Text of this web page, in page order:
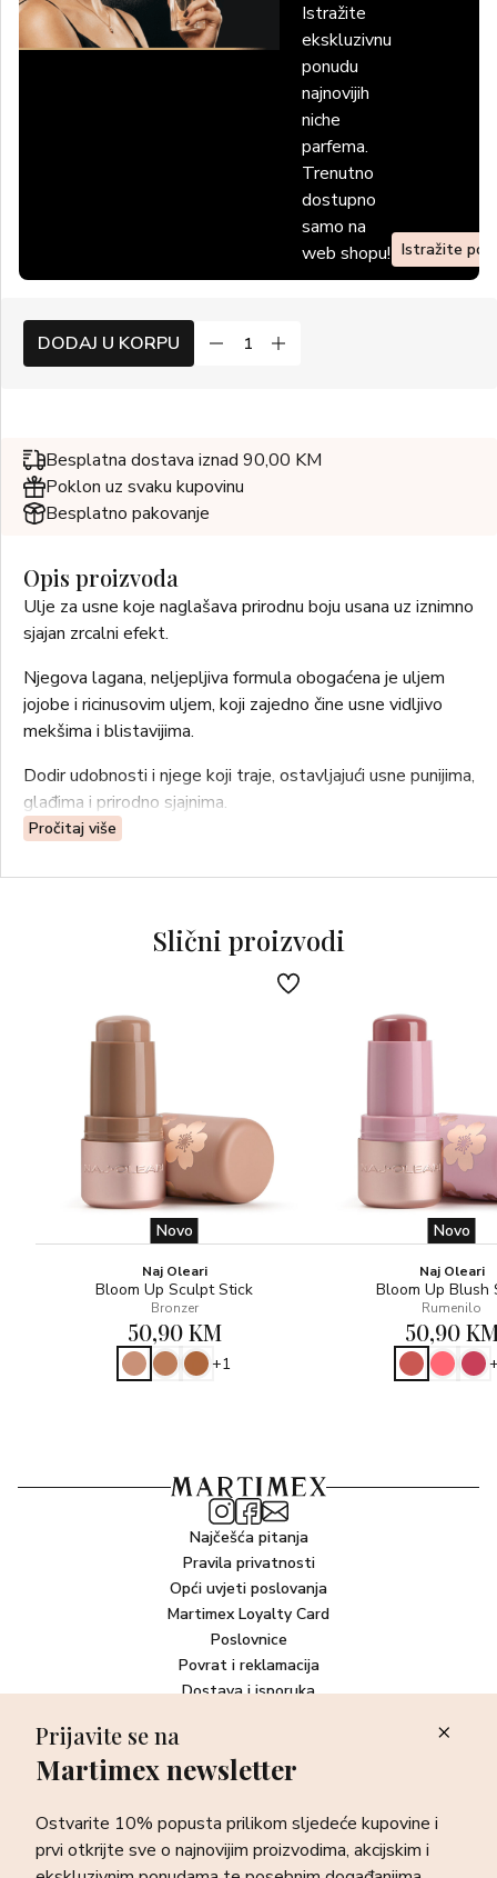
Istražite
ekskluzivnu
ponudu
najnovijih
niche
parfema.
Trenutno
dostupno
samo na
web shopu! Istražite
DODAJ U KORPU
Besplatna dostava iznad 90,00 KM
Poklon uz svaku kupovinu
Besplatno pakovanje
Opis proizvoda
Ulje za usne koje naglašava prirodnu boju usana uz iznimno
sjajan zrcalni efekt.
Njegova lagana, neljepljiva formula obogaćena je uljem
jojobe i ricinusovim uljem, koji zajedno čine usne vidljivo
mekšima i blistavijima.
Dodir udobnosti i njege koji traje, ostavljajući usne punijima,
glađima i prirodno sjajnima.
Nježno obogaćenom mirisom maline i vanilije.
Pročitaj više
Slični proizvodi
Novo
Naj Oleari
Bloom Up Sculpt Stick
Bronzer
50,90 KM
+1
Novo
Naj Oleari
Bloom Up Blush
Rumenilo
50,90
Najčešća pitanja
Pravila privatnosti
Opći uvjeti poslovanja
Martimex Loyalty Card
Poslovnice
Povrat i reklamacija
Dostava i isporuka
Newsletter
sve o najnovijim proizvodima, akcijskim i ekskluzivnim
ponudama te posebnim događanjima.
Prijavite se na
Martimex newsletter
Ostvarite 10% popusta prilikom sljedeće kupovine i
prvi otkrijte sve o najnovijim proizvodima, akcijskim i